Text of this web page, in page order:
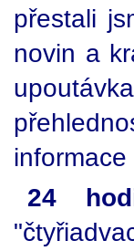
přestali
novin a
24